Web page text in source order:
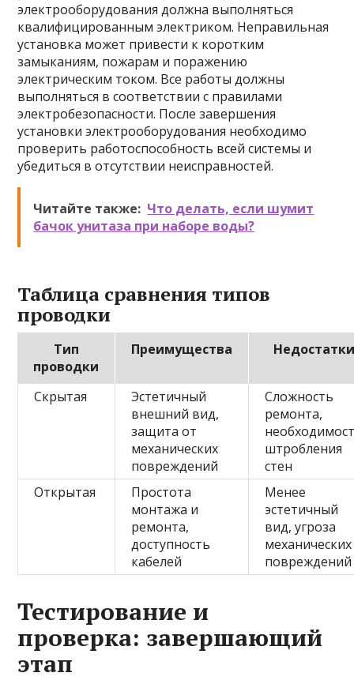
электрооборудования должна выполняться
квалифицированным электриком. Неправильная
установка может привести к коротким
замыканиям, пожарам и поражению
электрическим током. Все работы должны
выполняться в соответствии с правилами
электробезопасности. После завершения
установки электрооборудования необходимо
проверить работоспособность всей системы и
убедиться в отсутствии неисправностей.
Читайте также: Что делать, если шумит
бачок унитаза при наборе воды?
Таблица сравнения типов
проводки
Тип
проводки
Преимущества Недостатки
Скрытая
Эстетичный
внешний вид,
защита от
механических
повреждений
Сложность
ремонта,
штробления
стен
Открытая
Простота
монтажа и
ремонта,
доступность
кабелей
Менее
эстетичный
вид, угроза
механических
повреждений
Тестирование и
проверка: завершающий
этап